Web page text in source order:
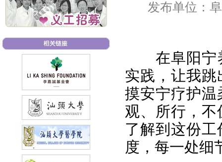
发布单位：
在阜阳宁
实践，让我
摸安宁疗护
观、所行，
了解到这份
度，每一处细